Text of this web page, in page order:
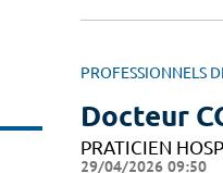
PROFESSIONNELS
Docteur
PRATICIEN
29/04/2026 09:50